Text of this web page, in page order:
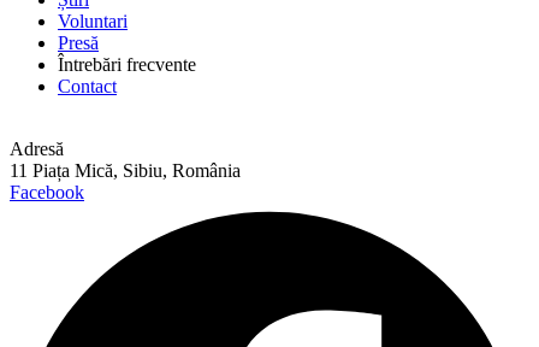
Voluntari
Presă
Întrebări frecvente
Contact
Adresă
11 Piața Mică, Sibiu, România
Facebook